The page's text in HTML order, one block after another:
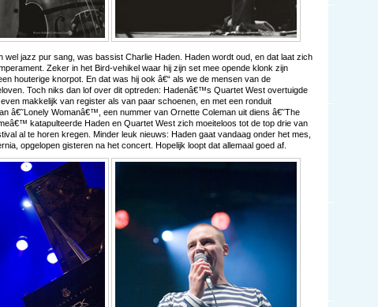
wel jazz pur sang, was bassist Charlie Haden. Haden wordt oud, en dat laat zich
Zeker in het Bird-vehikel waar hij zijn set mee opende klonk zijn
houterige knorpot. En dat was hij ook â€“ als we de mensen van de
Toch niks dan lof over dit optreden: Hadenâ€™s Quartet West overtuigde
makkelijk van register als van paar schoenen, en met een ronduit
â€˜Lonely Womanâ€™, een nummer van Ornette Coleman uit diens â€˜The
katapulteerde Haden en Quartet West zich moeiteloos tot de top drie van
al te horen kregen. Minder leuk nieuws: Haden gaat vandaag onder het mes,
opgelopen gisteren na het concert. Hopelijk loopt dat allemaal goed af.